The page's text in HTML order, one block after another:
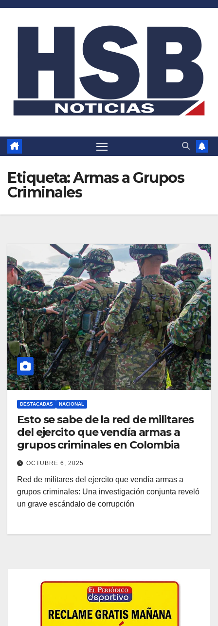
Saltar
Etiqueta:Armas a Grupos
Criminales
DESTACADAS NACIONAL
Esto se sabe de la red de militares
del ejercito que vendía armas a
grupos criminales en Colombia
OCTUBRE 6, 2025
Red de militares del ejercito que vendía armas a
grupos criminales: Una investigación conjunta reveló
un grave escándalo de corrupción